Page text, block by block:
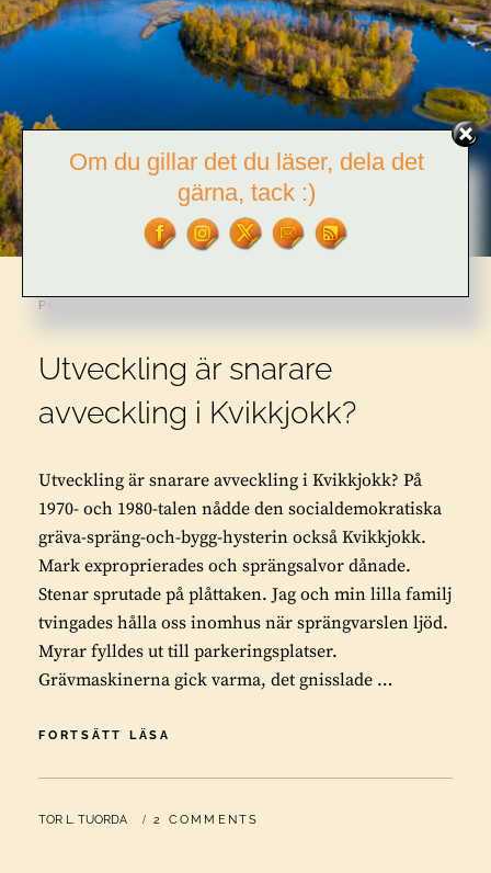
CATEGORIES:
POLITIK
Utveckling är snarare
avveckling i Kvikkjokk?
Utveckling är snarare avveckling i Kvikkjokk? På
1970- och 1980-talen nådde den socialdemokratiska
gräva-spräng-och-bygg-hysterin också Kvikkjokk.
Mark exproprierades och sprängsalvor dånade.
Stenar sprutade på plåttaken. Jag och min lilla familj
tvingades hålla oss inomhus när sprängvarslen ljöd.
Myrar fylldes ut till parkeringsplatser.
Grävmaskinerna gick varma, det gnisslade …
FORTSÄTT LÄSA
SNARARE
I
BY
TOR L. TUORDA 2 COMMENTS
Om du gillar det du läser, dela det
gärna, tack :)